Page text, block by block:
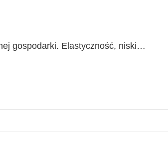
gospodarki. Elastyczność, niski…